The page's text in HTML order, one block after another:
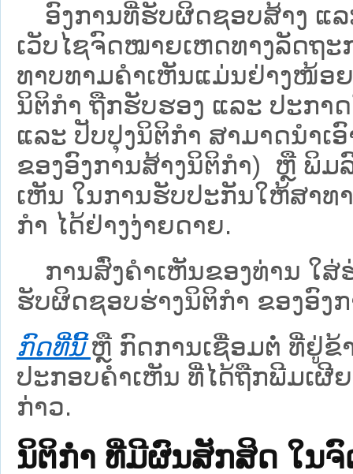
ອົງການທີ່ຮັບຜິດຊອບສ້າງ ແລ
ເວັບ​ໄຊຈົດໝາຍເຫດທາງລັດຖະ
ທາບທາມຄໍາເຫັນແມ່ນຢ່າງໜ້ອ
ນິຕິກໍາ ຖືກຮັບຮອງ ແລະ ປະກາ
ແລະ ປັບປຸງນິຕິກໍາ ສາມາດນຳເ
ຂອງອົງການສ້າງນິຕິກຳ) ຫຼື ພິມ
ເຫັນ ໃນການຮັບປະກັນໃຫ້ສາທ
ກຳ ໄດ້ຢ່າງງ່າຍດາຍ.
ການສົ່ງຄໍາເຫັນຂອງທ່ານ ໃສ່
ຮັບຜິດຊອບຮ່າງນິຕິກຳ ຂອງອົງ
ກົດທີ່ນີ້ ຫຼື ກົດການເຊື່ອມຕໍ່ ທີ່ຢູ່ຂ້
ປະກອບຄຳເຫັນ ທີ່ໄດ້ຖືກພີມເຜີ
ກ່າວ.
ນິຕິກໍາ ທີ່ມີຜົນສັກສິດ ໃນ